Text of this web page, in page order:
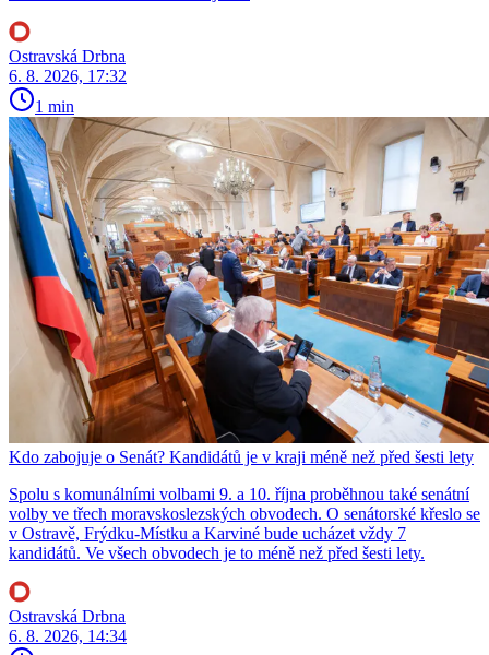
Ostravská Drbna
6. 8. 2026, 17:32
1 min
Kdo zabojuje o Senát? Kandidátů je v kraji méně než před šesti lety
Spolu s komunálními volbami 9. a 10. října proběhnou také senátní
volby ve třech moravskoslezských obvodech. O senátorské křeslo se
v Ostravě, Frýdku-Místku a Karviné bude ucházet vždy 7
kandidátů. Ve všech obvodech je to méně než před šesti lety.
Ostravská Drbna
6. 8. 2026, 14:34